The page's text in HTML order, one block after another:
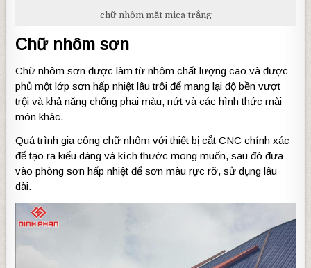
chữ nhôm mặt mica trắng
Chữ nhôm sơn
Chữ nhôm sơn được làm từ nhôm chất lượng cao và được
phủ một lớp sơn hấp nhiệt lâu trôi để mang lại độ bền vượt
trội và khả năng chống phai màu, nứt và các hình thức mài
mòn khác.
Quá trình gia công chữ nhôm với thiết bị cắt CNC chính xác
để tạo ra kiểu dáng và kích thước mong muốn, sau đó đưa
vào phòng sơn hấp nhiệt để sơn màu rực rỡ, sử dụng lâu
dài.